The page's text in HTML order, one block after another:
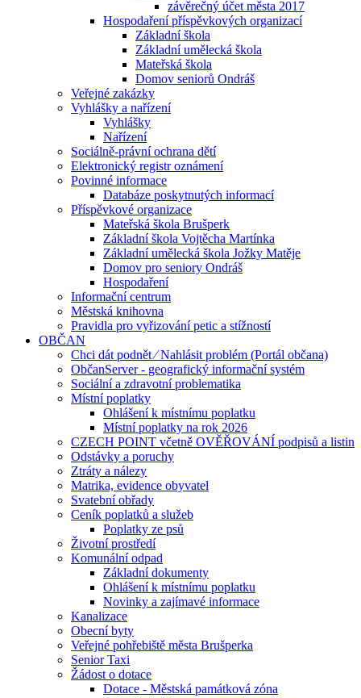
závěrečný účet města 2017
Hospodaření příspěvkových organizací
Základní škola
Základní umělecká škola
Mateřská škola
Domov seniorů Ondráš
Veřejné zakázky
Vyhlášky a nařízení
Vyhlášky
Nařízení
Sociálně-právní ochrana dětí
Elektronický registr oznámení
Povinné informace
Databáze poskytnutých informací
Příspěvkové organizace
Mateřská škola Brušperk
Základní škola Vojtěcha Martínka
Základní umělecká škola Jožky Matěje
Domov pro seniory Ondráš
Hospodaření
Informační centrum
Městská knihovna
Pravidla pro vyřizování petic a stížností
OBČAN
Chci dát podnět ⁄ Nahlásit problém (Portál občana)
ObčanServer - geografický informační systém
Sociální a zdravotní problematika
Místní poplatky
Ohlášení k místnímu poplatku
Místní poplatky na rok 2026
CZECH POINT včetně OVĚŘOVÁNÍ podpisů a listin
Odstávky a poruchy
Ztráty a nálezy
Matrika, evidence obyvatel
Svatební obřady
Ceník poplatků a služeb
Poplatky ze psů
Životní prostředí
Komunální odpad
Základní dokumenty
Ohlášení k místnímu poplatku
Novinky a zajímavé informace
Kanalizace
Obecní byty
Veřejné pohřebiště města Brušperka
Senior Taxi
Žádost o dotace
Dotace - Městská památková zóna